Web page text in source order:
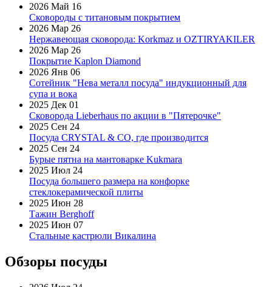
2026 Май 16
Сковороды с титановым покрытием
2026 Мар 26
Нержавеющая сковорода: Korkmaz и OZTIRYAKILER
2026 Мар 26
Покрытие Kaplon Diamond
2026 Янв 06
Сотейник "Нева металл посуда" индукционный для
супа и вока
2025 Дек 01
Сковорода Lieberhaus по акции в "Пятерочке"
2025 Сен 24
Посуда CRYSTAL & CO, где производится
2025 Сен 24
Бурые пятна на мантоварке Kukmara
2025 Июл 24
Посуда большего размера на конфорке
стеклокерамической плиты
2025 Июн 28
Тажин Berghoff
2025 Июн 07
Стальные кастрюли Викалина
Обзоры посуды